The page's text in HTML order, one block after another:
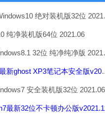
绝对装机版32位 2021.06
纯净装机版64位 2021.06
32位 纯净纯净版 2021.04
ghost XP3笔记本安全版v2026.08
安全装机版32位 2021.06
最新32位不卡顿办公版